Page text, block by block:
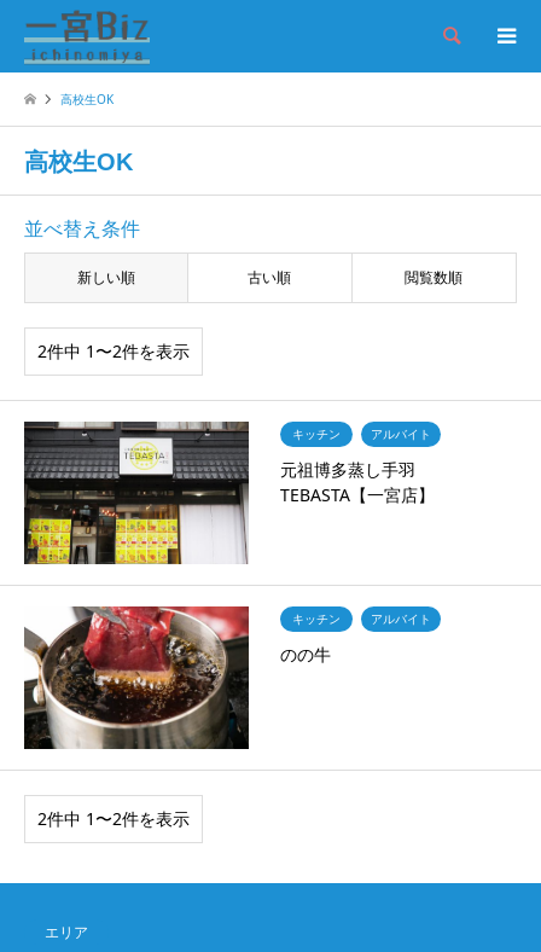
検索
高校生OK
高校生OK
並べ替え条件
新しい順 古い順 閲覧数順
2件中 1〜2件を表示
キッチン アルバイト
元祖博多蒸し手羽
TEBASTA【一宮店】
キッチン アルバイト
のの牛
2件中 1〜2件を表示
エリア